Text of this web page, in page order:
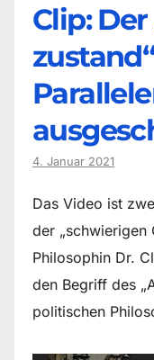
Clip:
4. Januar 2021
Das Video ist
der „schwierigen
Philosophin Dr.
den Begriff des
politischen